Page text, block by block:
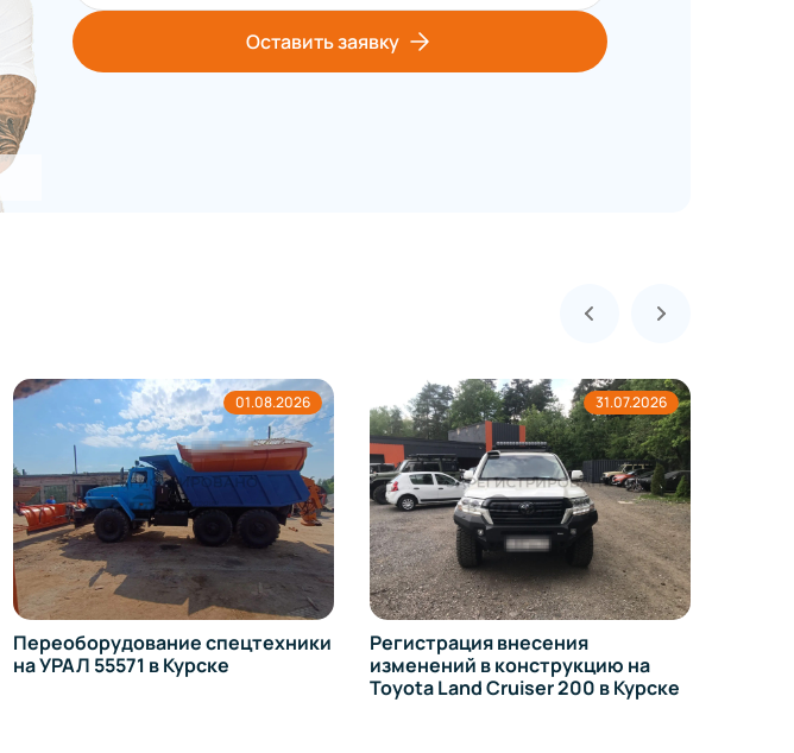
Оставить заявку
31.07.2026
Регистрация внесения
изменений в конструкцию на
Toyota Land Cruiser 200 в Курске
30.07.2026